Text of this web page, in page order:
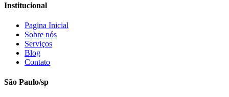
Institucional
Pagina Inicial
Sobre nós
Serviços
Blog
Contato
São Paulo/sp